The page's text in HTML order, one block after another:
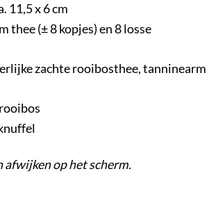
11,5 x 6 cm
thee (± 8 kopjes) en 8 losse
zachte rooibosthee, tanninearm
rooibos
afwijken op het scherm.